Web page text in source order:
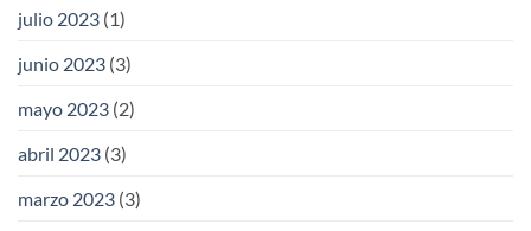
julio 2023 (1)
junio 2023 (3)
mayo 2023 (2)
abril 2023 (3)
marzo 2023 (3)